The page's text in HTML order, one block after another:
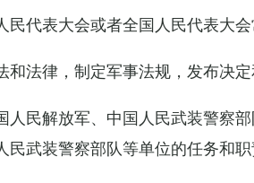
民代表大会或者全国人民代表大
和法律，制定军事法规，发布决定
人民解放军、中国人民武装警察
民武装警察部队等单位的任务和职